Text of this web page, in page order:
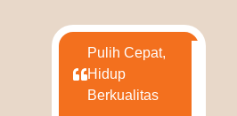
Pulih Cepat,
Hidup
Berkualitas